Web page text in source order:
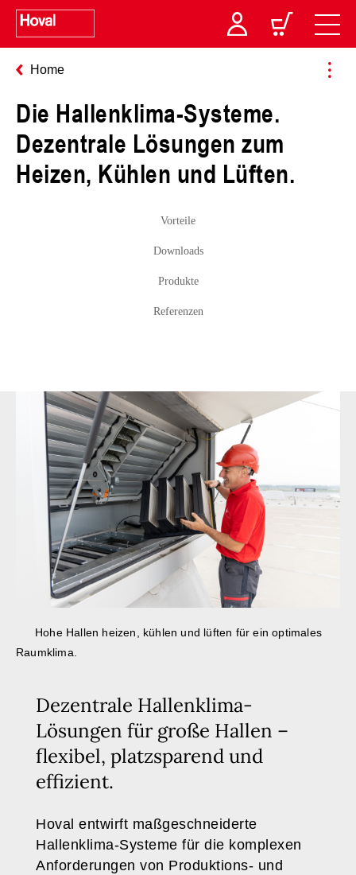
Home
Die Hallenklima-Systeme.
Dezentrale Lösungen zum
Heizen, Kühlen und Lüften.
Vorteile
Downloads
Produkte
Referenzen
Hohe Hallen heizen, kühlen und lüften für ein optimales
Raumklima.
Dezentrale Hallenklima-
Lösungen für große Hallen –
flexibel, platzsparend und
effizient.
Hoval entwirft maßgeschneiderte
Hallenklima-Systeme für die komplexen
Anforderungen von Produktions- und